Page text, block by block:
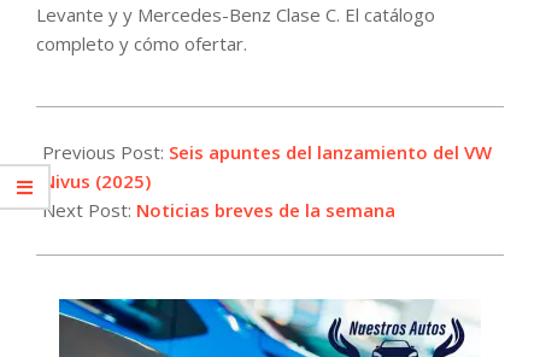
Levante y y Mercedes-Benz Clase C. El catálogo
completo y cómo ofertar.
02-
27
Previous Post: Seis apuntes del lanzamiento del VW
Nivus (2025)
Next Post: Noticias breves de la semana